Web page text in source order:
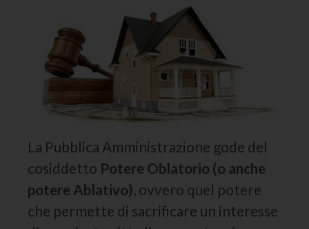
La Pubblica Amministrazione gode del
cosiddetto Potere Oblatorio (o anche
potere Ablativo), ovvero quel potere
che permette di sacrificare un interesse